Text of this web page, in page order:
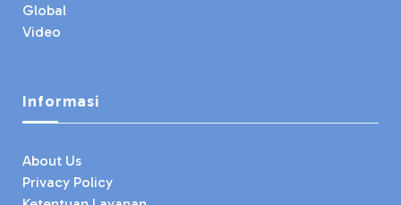
Global
Video
Informasi
About Us
Privacy Policy